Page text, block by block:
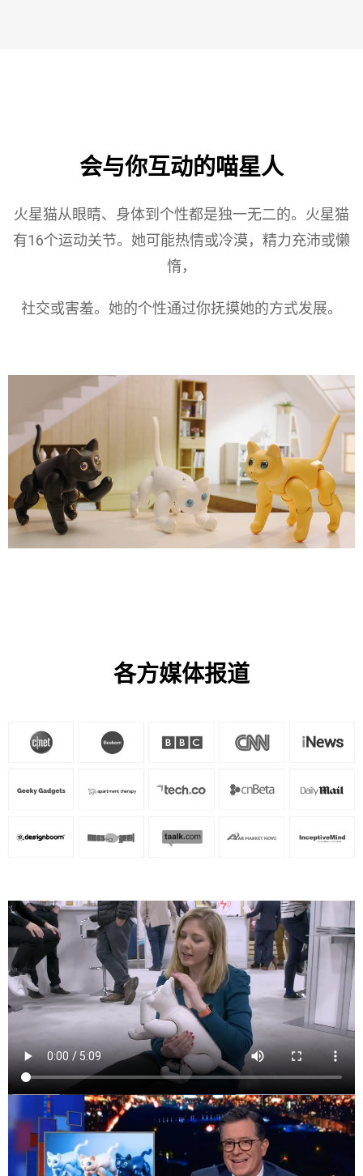
会与你互动的喵星人
火星猫从眼睛、身体到个性都是独一无二的。火星猫
有16个运动关节。她可能热情或冷漠，精力充沛或懒
惰，
社交或害羞。她的个性通过你抚摸她的方式发展。
各方媒体报道